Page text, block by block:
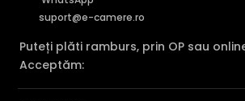
suport@e-camere.ro
Puteți plăti ramburs, prin OP sau
Acceptăm: